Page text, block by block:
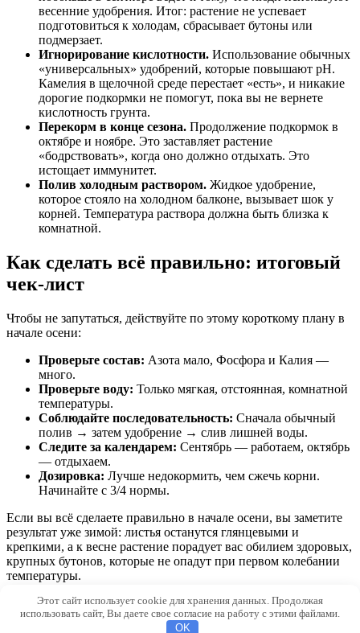
весенние удобрения. Итог: растение не успевает
подготовиться к холодам, сбрасывает бутоны или
подмерзает.
Игнорирование кислотности. Использование обычных
«универсальных» удобрений, которые повышают pH.
Камелия в щелочной среде перестает «есть», и никакие
дорогие подкормки не помогут, пока вы не вернете
кислотность грунта.
Перекорм в конце сезона. Продолжение подкормок в
октябре и ноябре. Это заставляет растение
«бодрствовать», когда оно должно отдыхать. Это
истощает иммунитет.
Полив холодным раствором. Жидкое удобрение,
которое стояло на холодном балконе, вызывает шок у
корней. Температура раствора должна быть близка к
комнатной.
Как сделать всё правильно: итоговый
чек-лист
Чтобы не запутаться, действуйте по этому короткому плану в
начале осени:
Проверьте состав: Азота мало, Фосфора и Калия —
много.
Проверьте воду: Только мягкая, отстоянная, комнатной
температуры.
Соблюдайте последовательность: Сначала обычный
полив → затем удобрение → слив лишней воды.
Следите за календарем: Сентябрь — работаем, октябрь
— отдыхаем.
Дозировка: Лучше недокормить, чем сжечь корни.
Начинайте с 3/4 нормы.
Если вы всё сделаете правильно в начале осени, вы заметите
результат уже зимой: листья останутся глянцевыми и
крепкими, а к весне растение порадует вас обилием здоровых,
крупных бутонов, которые не опадут при первом колебании
температуры.
© 2026 RusGumus.ru
Этот сайт использует cookie для хранения данных. Продолжая
использовать сайт, Вы даете свое согласие на работу с этими файлами.
OK